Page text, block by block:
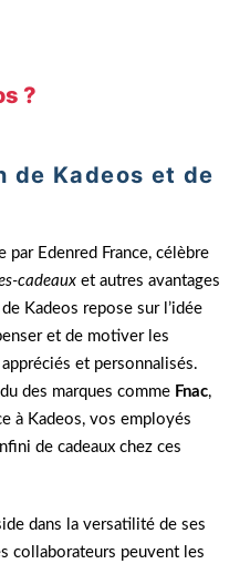
?
de Kadeos et de
Edenred France, célèbre
cadeaux et autres avantages
Kadeos repose sur l’idée
et de motiver les
et personnalisés.
des marques comme Fnac,
à Kadeos, vos employés
de cadeaux chez ces
dans la versatilité de ses
collaborateurs peuvent les